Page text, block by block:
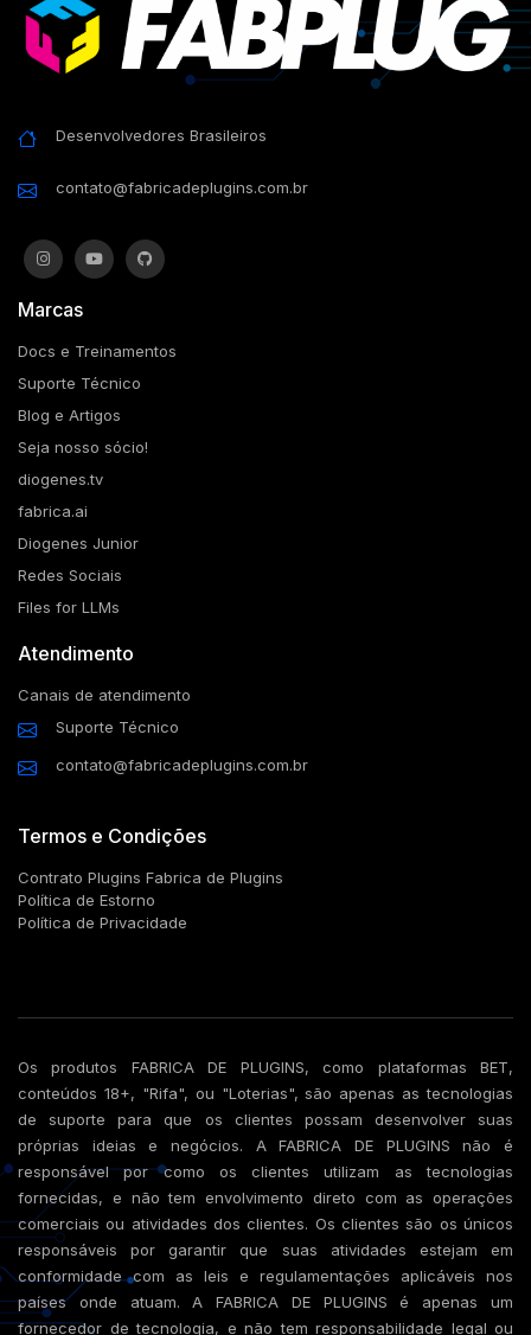
Desenvolvedores Brasileiros
contato@fabricadeplugins.com.br
Marcas
Docs e Treinamentos
Suporte Técnico
Blog e Artigos
Seja nosso sócio!
diogenes.tv
fabrica.ai
Diogenes Junior
Redes Sociais
Files for LLMs
Atendimento
Canais de atendimento
Suporte Técnico
contato@fabricadeplugins.com.br
Termos e Condições
Contrato Plugins Fabrica de Plugins
Política de Estorno
Política de Privacidade
Os produtos FABRICA DE PLUGINS, como plataformas BET,
conteúdos 18+, "Rifa", ou "Loterias", são apenas as tecnologias
de suporte para que os clientes possam desenvolver suas
próprias ideias e negócios. A FABRICA DE PLUGINS não é
responsável por como os clientes utilizam as tecnologias
fornecidas, e não tem envolvimento direto com as operações
comerciais ou atividades dos clientes. Os clientes são os únicos
responsáveis por garantir que suas atividades estejam em
conformidade com as leis e regulamentações aplicáveis nos
países onde atuam. A FABRICA DE PLUGINS é apenas um
fornecedor de tecnologia, e não tem responsabilidade legal ou